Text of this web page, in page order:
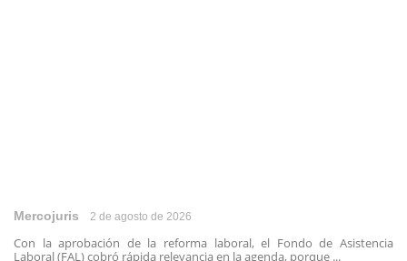
Mercojuris 2 de agosto de 2026
Con la aprobación de la reforma laboral, el Fondo de Asistencia
Laboral (FAL) cobró rápida relevancia en la agenda, porque ...